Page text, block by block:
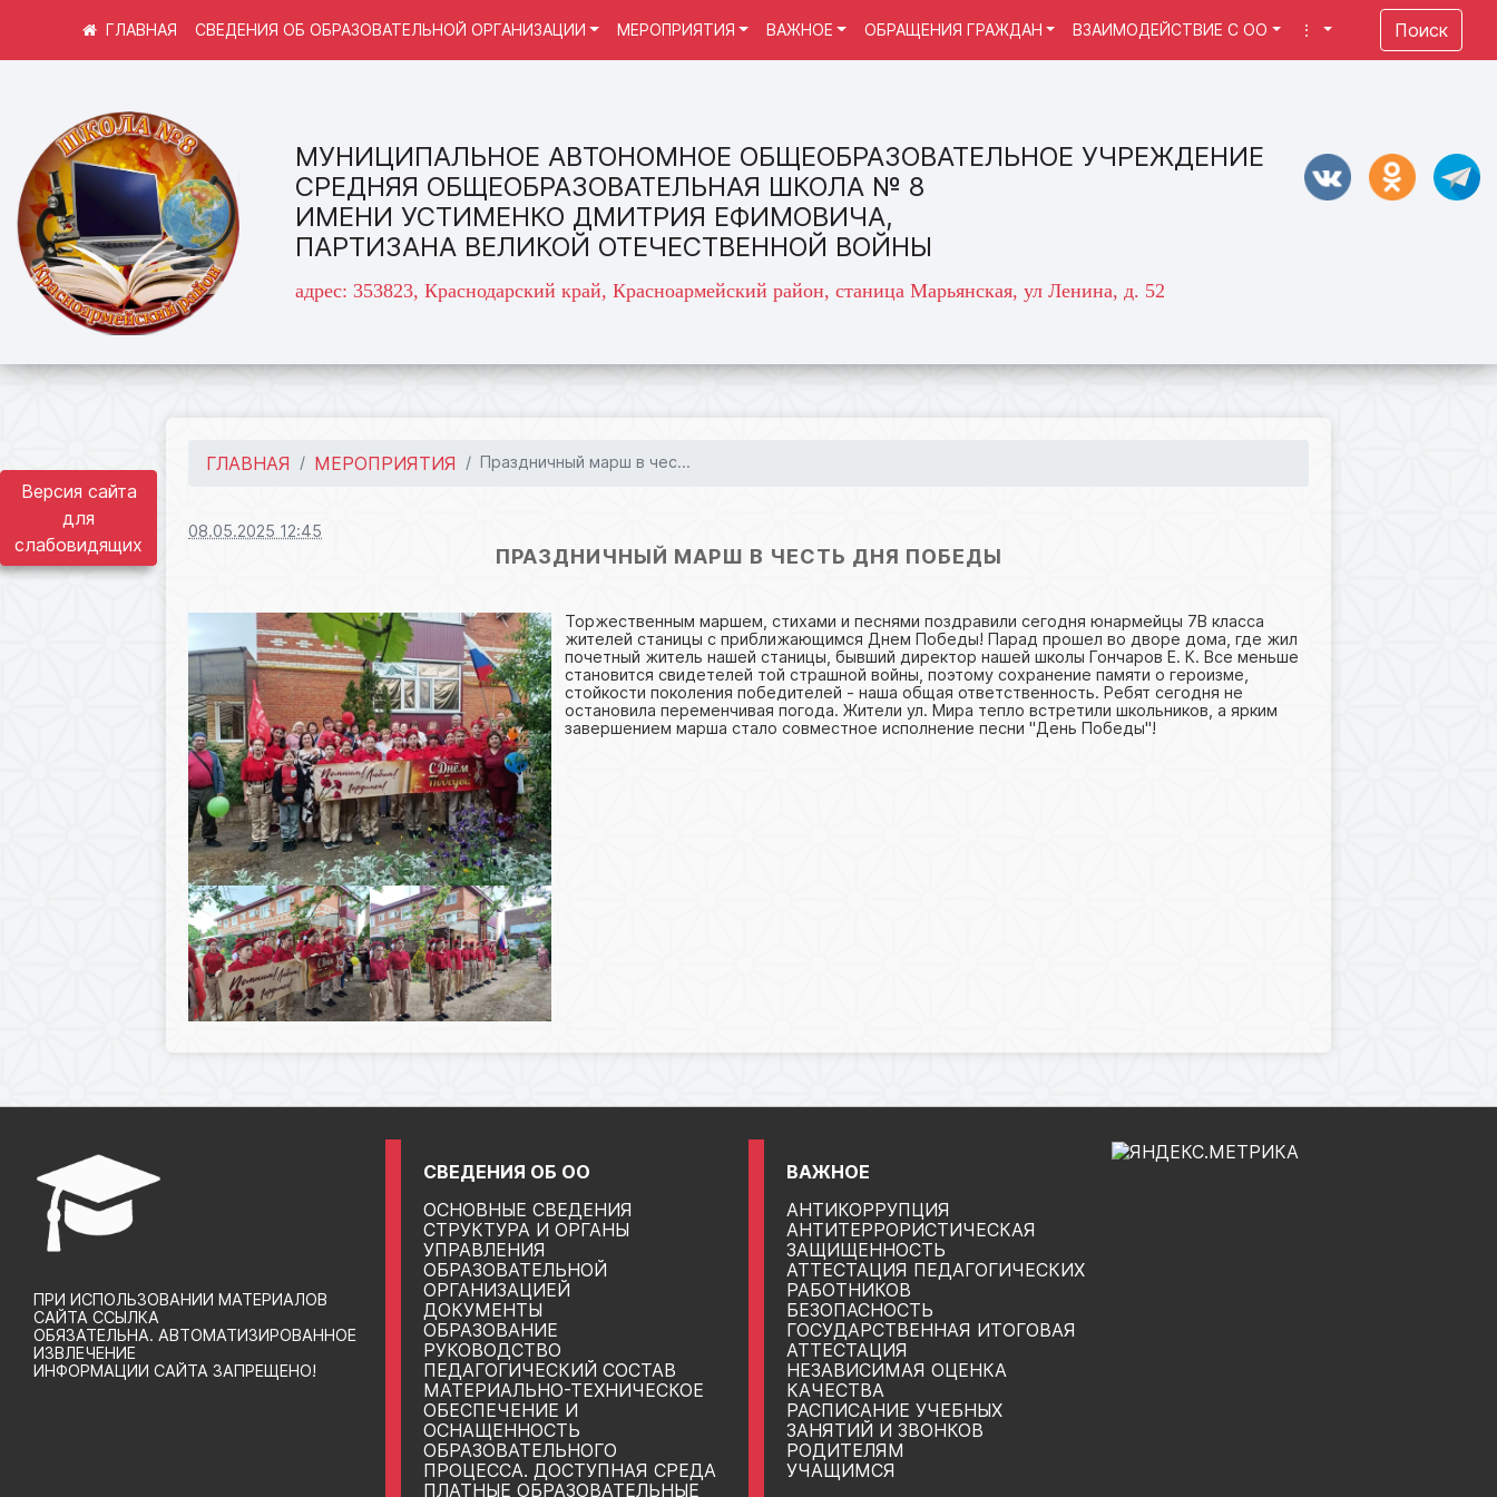
Версия сайта
для
слабовидящих
МУНИЦИПАЛЬНОЕ АВТОНОМНОЕ ОБЩЕОБРАЗОВАТЕЛЬНОЕ УЧРЕЖДЕНИЕ
СРЕДНЯЯ ОБЩЕОБРАЗОВАТЕЛЬНАЯ ШКОЛА № 8
ИМЕНИ УСТИМЕНКО ДМИТРИЯ ЕФИМОВИЧА,
ПАРТИЗАНА ВЕЛИКОЙ ОТЕЧЕСТВЕННОЙ ВОЙНЫ
адрес: 353823, Краснодарский край, Красноармейский район, станица Марьянская, ул Ленина, д. 52
СВЕДЕНИЯ ОБ ОБРАЗОВАТЕЛЬНОЙ ОРГАНИЗАЦИИ МЕРОПРИЯТИЯ ВАЖНОЕ ОБРАЩЕНИЯ ГРАЖДАН ВЗАИМОДЕЙСТВИЕ С ОО ⋮ Поиск
ГЛАВНАЯ МЕРОПРИЯТИЯ Праздничный марш в чес...
08.05.2025 12:45
ПРАЗДНИЧНЫЙ МАРШ В ЧЕСТЬ ДНЯ ПОБЕДЫ
Торжественным маршем, стихами и песнями поздравили сегодня юнармейцы 7В класса
жителей станицы с приближающимся Днем Победы! Парад прошел во дворе дома, где жил
почетный житель нашей станицы, бывший директор нашей школы Гончаров Е. К. Все меньше
становится свидетелей той страшной войны, поэтому сохранение памяти о героизме,
стойкости поколения победителей - наша общая ответственность. Ребят сегодня не
остановила переменчивая погода. Жители ул. Мира тепло встретили школьников, а ярким
завершением марша стало совместное исполнение песни "День Победы"!
ПРИ ИСПОЛЬЗОВАНИИ МАТЕРИАЛОВ
САЙТА ССЫЛКА
ОБЯЗАТЕЛЬНА. АВТОМАТИЗИРОВАННОЕ
ИЗВЛЕЧЕНИЕ
ИНФОРМАЦИИ САЙТА ЗАПРЕЩЕНО!
СВЕДЕНИЯ ОБ ОО
ОСНОВНЫЕ СВЕДЕНИЯ
СТРУКТУРА И ОРГАНЫ
УПРАВЛЕНИЯ
ОБРАЗОВАТЕЛЬНОЙ
ОРГАНИЗАЦИЕЙ
ДОКУМЕНТЫ
ОБРАЗОВАНИЕ
РУКОВОДСТВО
ПЕДАГОГИЧЕСКИЙ СОСТАВ
МАТЕРИАЛЬНО-ТЕХНИЧЕСКОЕ
ОБЕСПЕЧЕНИЕ И
ОСНАЩЕННОСТЬ
ОБРАЗОВАТЕЛЬНОГО
ПРОЦЕССА. ДОСТУПНАЯ СРЕДА
ПЛАТНЫЕ ОБРАЗОВАТЕЛЬНЫЕ
ВАЖНОЕ
АНТИКОРРУПЦИЯ
АНТИТЕРРОРИСТИЧЕСКАЯ
ЗАЩИЩЕННОСТЬ
АТТЕСТАЦИЯ ПЕДАГОГИЧЕСКИХ
РАБОТНИКОВ
БЕЗОПАСНОСТЬ
ГОСУДАРСТВЕННАЯ ИТОГОВАЯ
АТТЕСТАЦИЯ
НЕЗАВИСИМАЯ ОЦЕНКА
КАЧЕСТВА
РАСПИСАНИЕ УЧЕБНЫХ
ЗАНЯТИЙ И ЗВОНКОВ
РОДИТЕЛЯМ
УЧАЩИМСЯ